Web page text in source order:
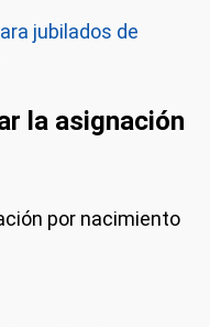
jubilados de
la asignación
por nacimiento